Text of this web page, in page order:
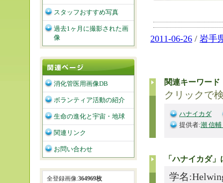
2011-06-26 / 岩手
関連キーワード
クリックで
ハナイカダ
提供者:潮 信
「ハナイカダ
学名
スタッフおすすめ写真
過去1ヶ月に撮影された画
像
消化管医用画像DB
ボランティア活動の紹介
生命の進化と宇宙・地球
関連リンク
お問い合わせ
全登録画像:364969枚